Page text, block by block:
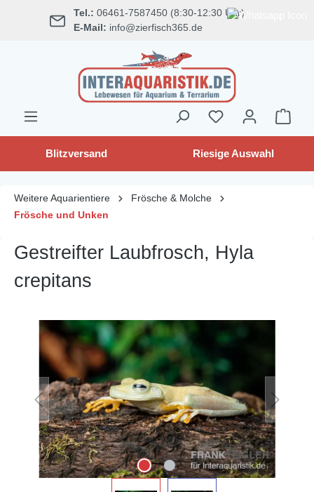
springen Tel.: 06461-7587450 (8:30-12:30 Uhr)
E-Mail: info@zierfisch365.de
Blitzversand Riesige Auswahl
Weitere Aquarientiere
Frösche & Molche
Frösche und Unken
Gestreifter Laubfrosch, Hyla
crepitans
Bildergalerie überspringen